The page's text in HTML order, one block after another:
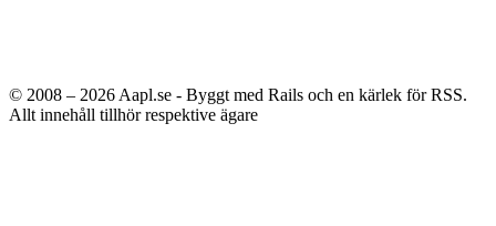
© 2008 – 2026 Aapl.se - Byggt med Rails och en kärlek för RSS.
Allt innehåll tillhör respektive ägare